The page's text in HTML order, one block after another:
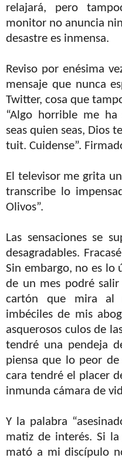
relajará, pero
monitor no anuncia
desastre es inmensa.
Reviso por enésima
mensaje que nunca
Twitter, cosa que
“Algo horrible me ha
seas quien seas, Dios
tuit. Cuidense”.
El televisor me grita
transcribe lo
Olivos”.
Las sensaciones se
desagradables.
Sin embargo, no es lo
de un mes podré
cartón que mira al
imbéciles de mis
asquerosos culos de
tendré una pendeja
piensa que lo peor
cara tendré el placer
inmunda cámara de
Y la palabra
matiz de interés. Si
mató a mi discípulo